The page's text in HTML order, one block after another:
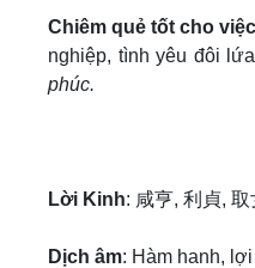
Chiêm quẻ tốt cho việc
nghiệp, tình yêu đôi lứa
phúc.
Lời Kinh: 咸亨, 利貞, 取
Dịch âm: Hàm hanh,